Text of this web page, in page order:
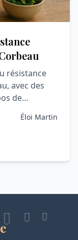
résistance
avec des
de
Éloi Martin